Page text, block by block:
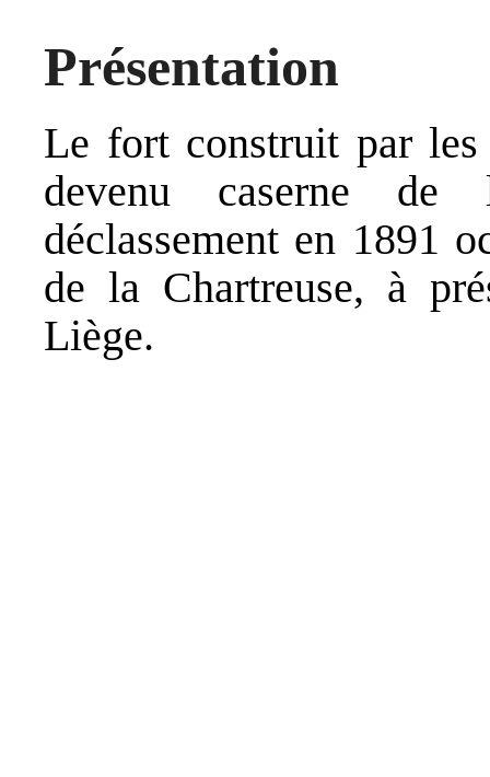
Présentation
Le fort construit par
devenu caserne de
déclassement en 1891
de la Chartreuse, à
Liège.